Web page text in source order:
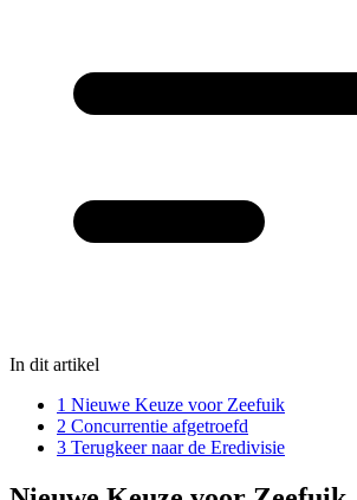
In dit artikel
1 Nieuwe Keuze voor Zeefuik
2 Concurrentie afgetroefd
3 Terugkeer naar de Eredivisie